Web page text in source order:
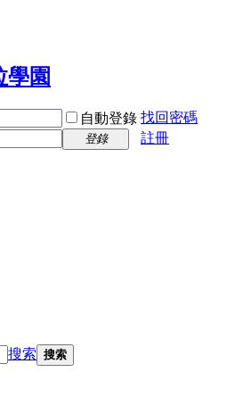
自動登錄 找回密碼
登錄
註冊
搜索 搜索